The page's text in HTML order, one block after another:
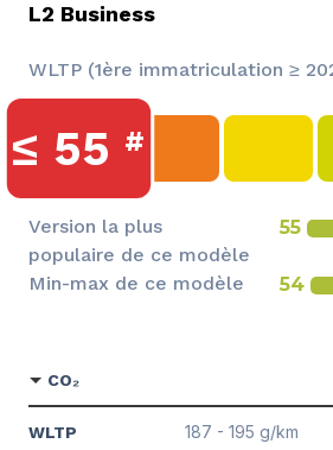
L2 Business
WLTP (1ère immatriculation ≥
≤ 55 #
Version la plus
populaire de ce modèle
55
Min-max de ce modèle 54
CO₂
WLTP 187 - 195 g/km